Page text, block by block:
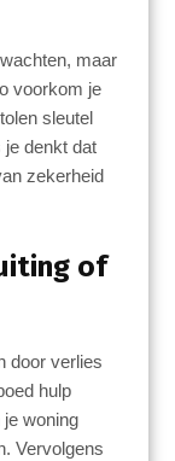
maar
voorkom je
sleutel
denkt dat
zekerheid
of
door verlies
hulp
woning
Vervolgens